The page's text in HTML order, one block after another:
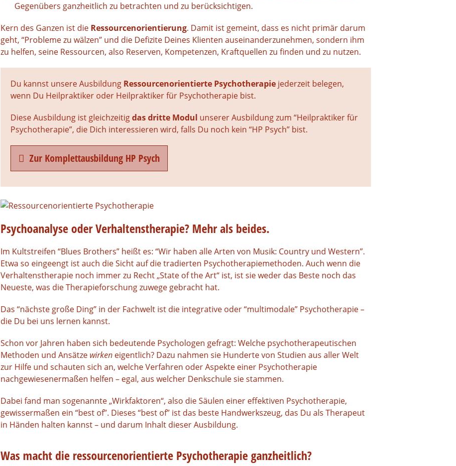
Gegenübers ganzheitlich zu betrachten und zu berücksichtigen.
Kern des Ganzen ist die Ressourcenorientierung. Damit ist gemeint, dass es nicht primär darum
geht, “Probleme zu wälzen” und die Defizite Deines Klienten auseinanderzunehmen, sondern ihm
zu helfen, seine Ressourcen, also Reserven, Kompetenzen, Kraftquellen zu finden und zu nutzen.
Du kannst unsere Ausbildung Ressourcenorientierte Psychotherapie jederzeit belegen,
wenn Du Heilpraktiker oder Heilpraktiker für Psychotherapie bist.
Diese Ausbildung ist gleichzeitigdas dritte Modul unserer Ausbildung zum “Heilpraktiker für
Psychotherapie”, die Dich interessieren wird, falls Du noch kein “HP Psych” bist.
Zur Komplettausbildung HP Psych
Psychoanalyse oder Verhaltenstherapie? Mehr als beides.
Im Kultstreifen “Blues Brothers” heißt es: “Wir haben alle Arten von Musik: Country und Western”.
Etwa so eingeengt ist auch die Sicht auf die tradierten Psychotherapiemethoden. Auch wenn die
Verhaltenstherapie noch immer zu Recht „State of the Art“ ist, ist sie weder das Beste noch das
Neueste, was die Therapieforschung zuwege gebracht hat.
Das “nächste große Ding” in der Fachwelt ist die integrative oder “multimodale” Psychotherapie –
die Du bei uns lernen kannst.
Schon vor Jahren haben sich bedeutende Psychologen gefragt: Welche psychotherapeutischen
Methoden und Ansätze wirken eigentlich? Dazu nahmen sie Hunderte von Studien aus aller Welt
zur Hilfe und schauten sich an, welche Verfahren oder Aspekte einer Psychotherapie
nachgewiesenermaßen helfen – egal, aus welcher Denkschule sie stammen.
Dabei fand man sogenannte „Wirkfaktoren“, also die Säulen einer effektiven Psychotherapie,
gewissermaßen ein “best of”. Dieses “best of” ist das beste Handwerkszeug, das Du als Therapeut
in Händen halten kannst – und darum Inhalt dieser Ausbildung.
Was macht die ressourcenorientierte Psychotherapie ganzheitlich?